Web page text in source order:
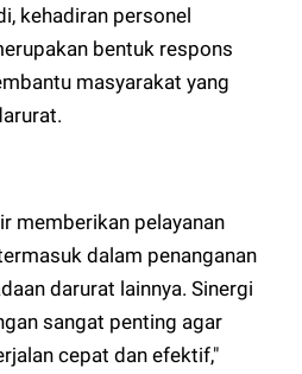
kehadiran personel
bentuk respons
masyarakat yang
memberikan pelayanan
dalam penanganan
darurat lainnya. Sinergi
sangat penting agar
cepat dan efektif,"